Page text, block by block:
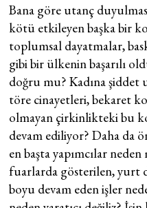
Bana göre utanç
kötü etkileyen başka bir
toplumsal dayatmalar,
gibi bir ülkenin başarılı
doğru mu? Kadına
töre cinayetleri, bekaret
olmayan çirkinlikteki bu
devam ediliyor? Daha da
en başta yapımcılar
fuarlarda gösterilen, yurt
boyu devam eden işler